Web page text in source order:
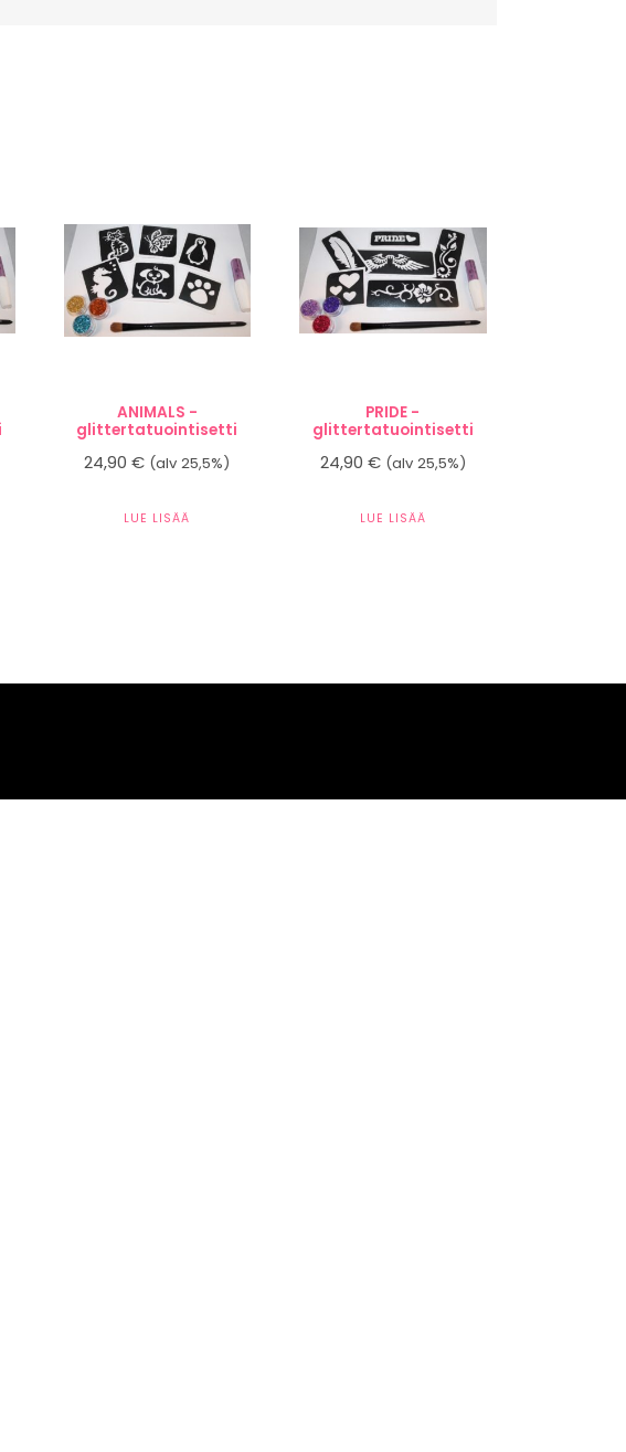
ANIMALS -
glittertatuointisetti
24,90€ (alv 25,5%)
LUE LISÄÄ
PRIDE -
glittertatuointisetti
24,90 € (alv 25,5%)
LUE LISÄÄ